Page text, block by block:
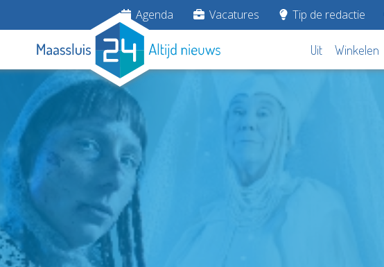
Agenda Vacatures Tip de redactie
Uit Winkelen